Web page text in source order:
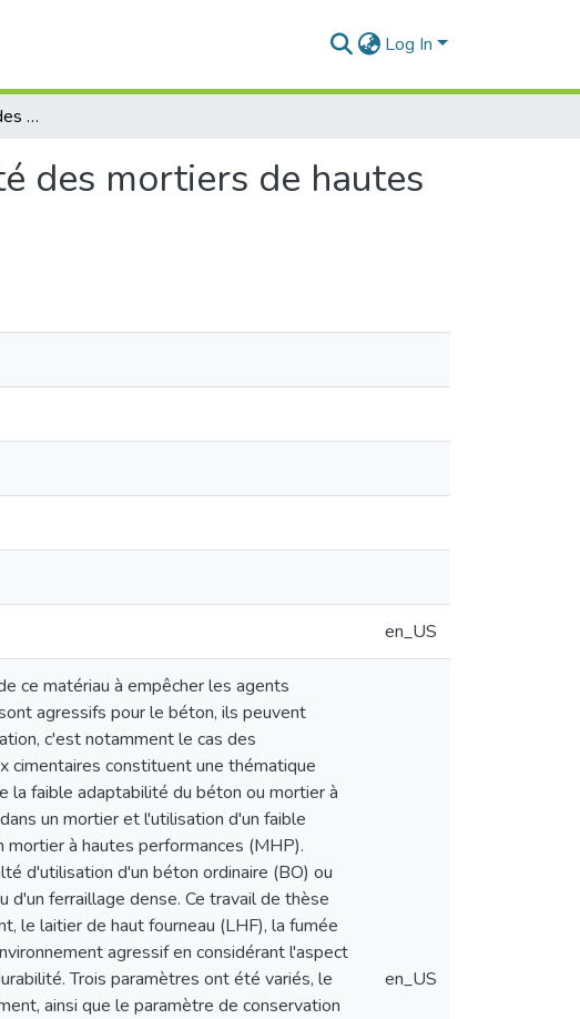
Log In
Influence de la nature des fines sur la durabilité des mortiers de hautes performances
des mortiers de hautes
en_US
ce matériau à empêcher les agents
agressifs pour le béton, ils peuvent
c'est notamment le cas des
cimentaires constituent une thématique
la faible adaptabilité du béton ou mortier à
un mortier et l'utilisation d'un faible
à hautes performances (MHP).
d'utilisation d'un béton ordinaire (BO) ou
d'un ferraillage dense. Ce travail de thèse
le laitier de haut fourneau (LHF), la fumée
agressif en considérant l'aspect
Trois paramètres ont été variés, le
ainsi que le paramètre de conservation
en_US